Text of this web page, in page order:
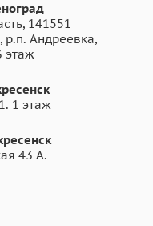
141551
р.п. Андреевка,
этаж
1 этаж
43 А.